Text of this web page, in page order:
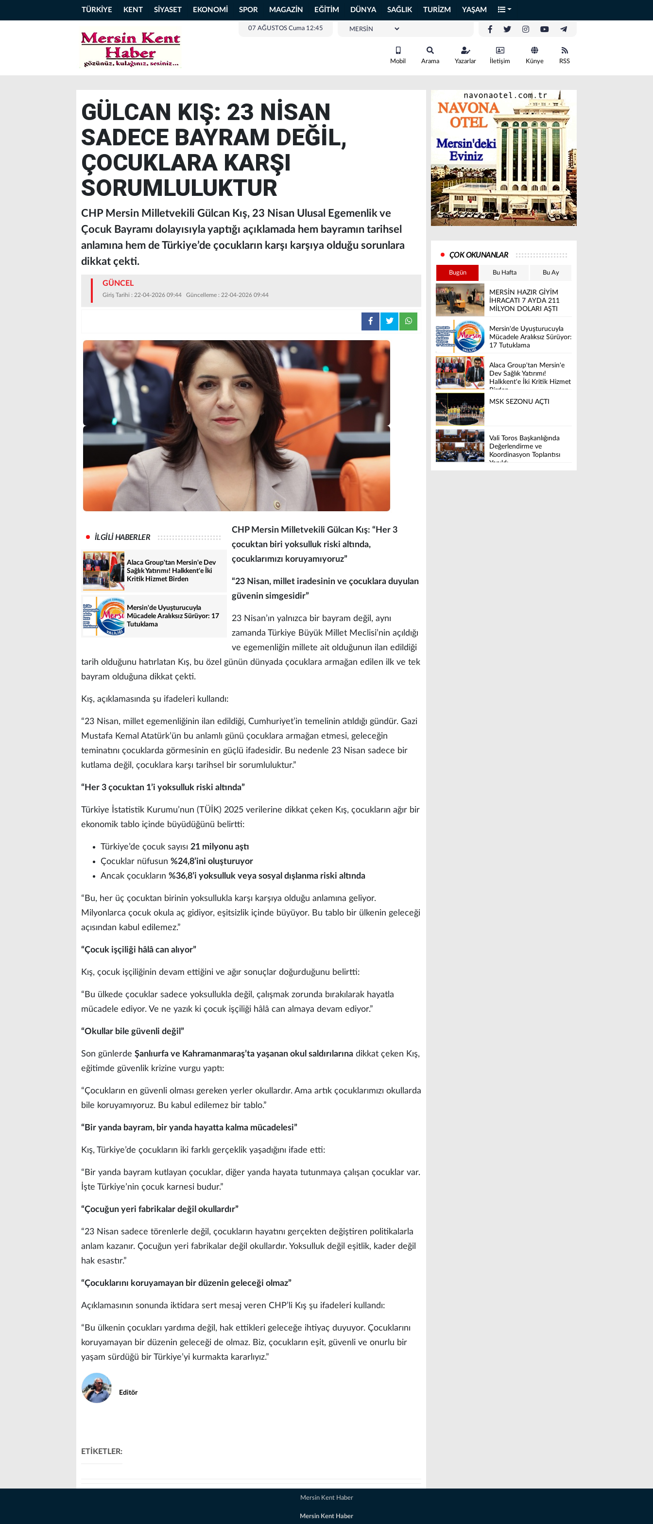
TÜRKİYE KENT SİYASET EKONOMİ SPOR MAGAZİN EĞİTİM DÜNYA SAĞLIK TURİZM YAŞAM
07 AĞUSTOS Cuma 12:45
Mobil Arama Yazarlar İletişim Künye RSS
GÜLCAN KIŞ: 23 NİSAN
SADECE BAYRAM DEĞİL,
ÇOCUKLARA KARŞI
SORUMLULUKTUR
CHP Mersin Milletvekili Gülcan Kış, 23 Nisan Ulusal Egemenlik ve
Çocuk Bayramı dolayısıyla yaptığı açıklamada hem bayramın tarihsel
anlamına hem de Türkiye’de çocukların karşı karşıya olduğu sorunlara
dikkat çekti.
GÜNCEL
Giriş Tarihi : 22-04-2026 09:44 Güncelleme : 22-04-2026 09:44
İLGİLİ HABERLER
Alaca Group'tan Mersin'e Dev
Sağlık Yatırımı! Halkkent'e İki
Kritik Hizmet Birden
Mersin'de Uyuşturucuyla
Mücadele Aralıksız Sürüyor: 17
Tutuklama
CHP Mersin Milletvekili Gülcan Kış: “Her 3
çocuktan biri yoksulluk riski altında,
çocuklarımızı koruyamıyoruz”
“23 Nisan, millet iradesinin ve çocuklara duyulan
güvenin simgesidir”
23 Nisan’ın yalnızca bir bayram değil, aynı
zamanda Türkiye Büyük Millet Meclisi’nin açıldığı
ve egemenliğin millete ait olduğunun ilan edildiği
tarih olduğunu hatırlatan Kış, bu özel günün dünyada çocuklara armağan edilen ilk ve tek
bayram olduğuna dikkat çekti.
Kış, açıklamasında şu ifadeleri kullandı:
“23 Nisan, millet egemenliğinin ilan edildiği, Cumhuriyet’in temelinin atıldığı gündür. Gazi
Mustafa Kemal Atatürk’ün bu anlamlı günü çocuklara armağan etmesi, geleceğin
teminatını çocuklarda görmesinin en güçlü ifadesidir. Bu nedenle 23 Nisan sadece bir
kutlama değil, çocuklara karşı tarihsel bir sorumluluktur.”
“Her 3 çocuktan 1’i yoksulluk riski altında”
Türkiye İstatistik Kurumu’nun (TÜİK) 2025 verilerine dikkat çeken Kış, çocukların ağır bir
ekonomik tablo içinde büyüdüğünü belirtti:
Türkiye’de çocuk sayısı 21 milyonu aştı
Çocuklar nüfusun %24,8’ini oluşturuyor
Ancak çocukların %36,8’i yoksulluk veya sosyal dışlanma riski altında
“Bu, her üç çocuktan birinin yoksullukla karşı karşıya olduğu anlamına geliyor.
Milyonlarca çocuk okula aç gidiyor, eşitsizlik içinde büyüyor. Bu tablo bir ülkenin geleceği
açısından kabul edilemez.”
“Çocuk işçiliği hâlâ can alıyor”
Kış, çocuk işçiliğinin devam ettiğini ve ağır sonuçlar doğurduğunu belirtti:
“Bu ülkede çocuklar sadece yoksullukla değil, çalışmak zorunda bırakılarak hayatla
mücadele ediyor. Ve ne yazık ki çocuk işçiliği hâlâ can almaya devam ediyor.”
“Okullar bile güvenli değil”
Son günlerde Şanlıurfa ve Kahramanmaraş’ta yaşanan okul saldırılarına dikkat çeken Kış,
eğitimde güvenlik krizine vurgu yaptı:
“Çocukların en güvenli olması gereken yerler okullardır. Ama artık çocuklarımızı okullarda
bile koruyamıyoruz. Bu kabul edilemez bir tablo.”
“Bir yanda bayram, bir yanda hayatta kalma mücadelesi”
Kış, Türkiye’de çocukların iki farklı gerçeklik yaşadığını ifade etti:
“Bir yanda bayram kutlayan çocuklar, diğer yanda hayata tutunmaya çalışan çocuklar var.
İşte Türkiye’nin çocuk karnesi budur.”
“Çocuğun yeri fabrikalar değil okullardır”
“23 Nisan sadece törenlerle değil, çocukların hayatını gerçekten değiştiren politikalarla
anlam kazanır. Çocuğun yeri fabrikalar değil okullardır. Yoksulluk değil eşitlik, kader değil
hak esastır.”
“Çocuklarını koruyamayan bir düzenin geleceği olmaz”
Açıklamasının sonunda iktidara sert mesaj veren CHP’li Kış şu ifadeleri kullandı:
“Bu ülkenin çocukları yardıma değil, hak ettikleri geleceğe ihtiyaç duyuyor. Çocuklarını
koruyamayan bir düzenin geleceği de olmaz. Biz, çocukların eşit, güvenli ve onurlu bir
yaşam sürdüğü bir Türkiye’yi kurmakta kararlıyız.”
Editör
ETİKETLER:
ÇOK OKUNANLAR
Bugün Bu Hafta Bu Ay
MERSİN HAZIR GİYİM
İHRACATI 7 AYDA 211
MİLYON DOLARI AŞTI
Mersin'de Uyuşturucuyla
Mücadele Aralıksız Sürüyor:
17 Tutuklama
Alaca Group'tan Mersin'e
Dev Sağlık Yatırımı!
Halkkent'e İki Kritik Hizmet
Birden
MSK SEZONU AÇTI
Vali Toros Başkanlığında
Değerlendirme ve
Koordinasyon Toplantısı
Yapıldı
Mersin Kent Haber
Mersin Kent Haber